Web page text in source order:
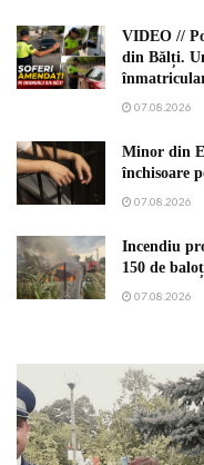
VIDEO //
din Bălți.
07.08.2026
Minor din
închisoare
07.08.2026
Incendiu
150 de
07.08.2026